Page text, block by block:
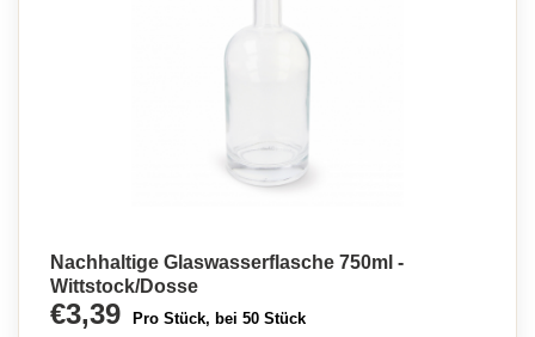
Nachhaltige Glaswasserflasche 750ml -
Wittstock/Dosse
€3,39 Pro Stück, bei 50 Stück